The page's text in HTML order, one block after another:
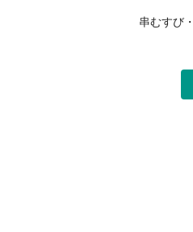
串むすび